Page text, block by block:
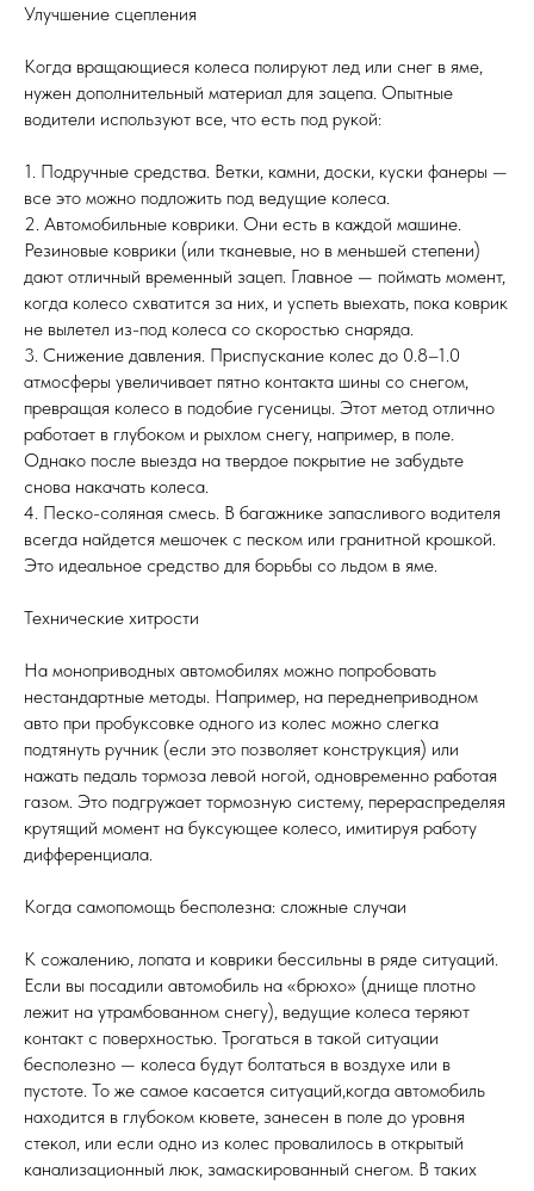
Улучшение сцепления
Когда вращающиеся колеса полируют лед или снег в яме,
нужен дополнительный материал для зацепа. Опытные
водители используют все, что есть под рукой:
1. Подручные средства. Ветки, камни, доски, куски фанеры —
все это можно подложить под ведущие колеса.
2. Автомобильные коврики. Они есть в каждой машине.
Резиновые коврики (или тканевые, но в меньшей степени)
дают отличный временный зацеп. Главное — поймать момент,
когда колесо схватится за них, и успеть выехать, пока коврик
не вылетел из-под колеса со скоростью снаряда.
3. Снижение давления. Приспускание колес до 0.8–1.0
атмосферы увеличивает пятно контакта шины со снегом,
превращая колесо в подобие гусеницы. Этот метод отлично
работает в глубоком и рыхлом снегу, например, в поле.
Однако после выезда на твердое покрытие не забудьте
снова накачать колеса.
4. Песко-соляная смесь. В багажнике запасливого водителя
всегда найдется мешочек с песком или гранитной крошкой.
Это идеальное средство для борьбы со льдом в яме.
Технические хитрости
На моноприводных автомобилях можно попробовать
нестандартные методы. Например, на переднеприводном
авто при пробуксовке одного из колес можно слегка
подтянуть ручник (если это позволяет конструкция) или
нажать педаль тормоза левой ногой, одновременно работая
газом. Это подгружает тормозную систему, перераспределяя
крутящий момент на буксующее колесо, имитируя работу
дифференциала.
Когда самопомощь бесполезна: сложные случаи
К сожалению, лопата и коврики бессильны в ряде ситуаций.
Если вы посадили автомобиль на «брюхо» (днище плотно
лежит на утрамбованном снегу), ведущие колеса теряют
контакт с поверхностью. Трогаться в такой ситуации
бесполезно — колеса будут болтаться в воздухе или в
пустоте. То же самое касается ситуаций,когда автомобиль
находится в глубоком кювете, занесен в поле до уровня
стекол, или если одно из колес провалилось в открытый
канализационный люк, замаскированный снегом. В таких